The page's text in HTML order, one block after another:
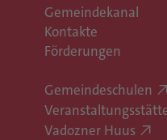
Gemeindekanal
Kontakte
Förderungen
Gemeindeschulen
Vadozner Huus